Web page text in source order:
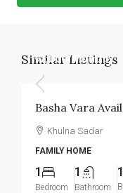
Similar Listings
৳7,000 /Monthly
Basha Vara
Khulna Sadar
FAMILY HOME
1
Bedroom
1
Bathroom
1